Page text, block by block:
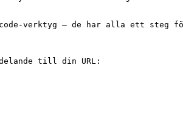
code-verktyg — de har alla ett steg
till din URL: